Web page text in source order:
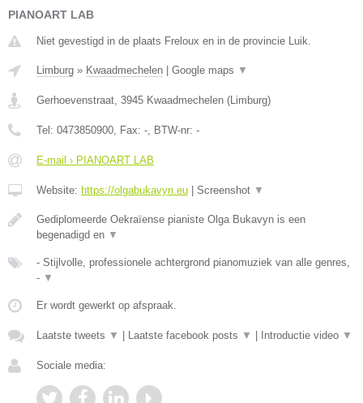
PIANOART LAB
Niet gevestigd in de plaats Freloux en in de provincie Luik.
Limburg » Kwaadmechelen Google maps ▼
Gerhoevenstraat, 3945 Kwaadmechelen (Limburg)
Tel: 0473850900, Fax: -, BTW-nr: -
E-mail › PIANOART LAB
Website: https://olgabukavyn.eu Screenshot ▼
Gediplomeerde Oekraïense pianiste Olga Bukavyn is een
begenadigd en ▼
- Stijlvolle, professionele achtergrond pianomuziek van alle genres,
- ▼
Er wordt gewerkt op afspraak.
Laatste tweets ▼ Laatste facebook posts ▼ Introductie video ▼
Sociale media: